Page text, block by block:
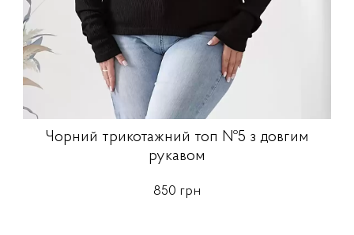
Чорний трикотажний топ №5 з довгим
рукавом
850 грн